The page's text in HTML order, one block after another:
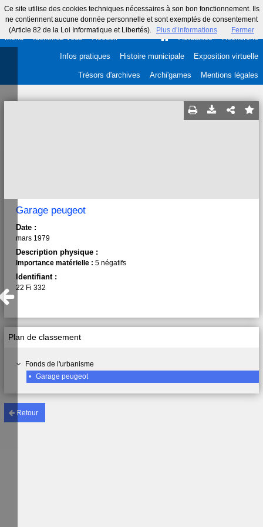
Ce site utilise des cookies techniques nécessaires à son bon fonctionnement. Ils
ne contiennent aucune donnée personnelle et sont exemptés de consentement
(Article 82 de la Loi Informatique et Libertés).
Plus d’informations Fermer
Menu Identifiez-vous Accueil Actualités Recherche
Infos pratiques Histoire municipale Exposition virtuelle
Trésors d'archives Archi'games Mentions légales
Retour
Plan de classement
Fonds de l'urbanisme
•
Garage peugeot
Garage peugeot
Date :
mars 1979
Description physique :
Importance matérielle : 5 négatifs
Identifiant :
22 Fi 332